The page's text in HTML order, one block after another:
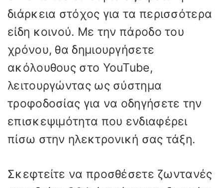
διάρκεια στόχος για τα περισσότερα
είδη κοινού. Με την πάροδο του
χρόνου, θα δημιουργήσετε
ακόλουθους στο YouTube,
λειτουργώντας ως σύστημα
τροφοδοσίας για να οδηγήσετε την
επισκεψιμότητα που ενδιαφέρει
πίσω στην ηλεκτρονική σας τάξη.
Σκεφτείτε να προσθέσετε ζωντανές